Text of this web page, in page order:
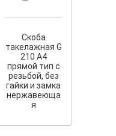
Скоба
такелажная G
210 A4
прямой тип с
резьбой, без
гайки и замка
нержавеюща
я